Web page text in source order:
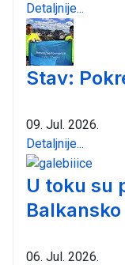
Detaljnije...
Stav:
09. Jul. 2026.
Detaljnije...
U toku su
06. Jul. 2026.